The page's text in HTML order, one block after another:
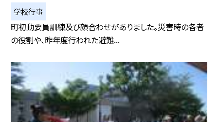
学校行事
町初動要員訓練及び顔合わせがありました。災害時の各者
の役割や、昨年度行われた避難...